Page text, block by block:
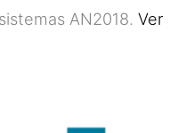
AN2018. Ver